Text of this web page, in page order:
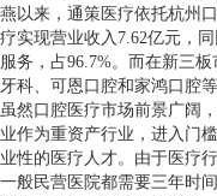
燕以来，通策医疗依托杭州
疗实现营业收入7.62亿元，
服务，占96.7%。而在新三
牙科、可恩口腔和家鸿口腔等
虽然口腔医疗市场前景广阔
业作为重资产行业，进入门
业性的医疗人才。由于医疗
一般民营医院都需要三年时